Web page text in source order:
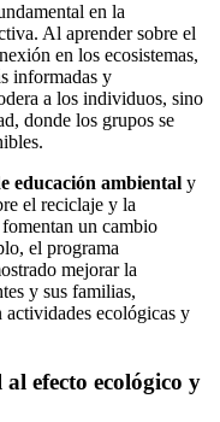
en la
Al aprender sobre el
en los ecosistemas,
informadas y
a los individuos, sino
donde los grupos se
educación ambiental y
el reciclaje y la
un cambio
el programa
mejorar la
y sus familias,
ecológicas y
efecto ecológico y